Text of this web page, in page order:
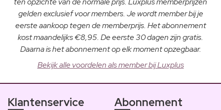
gelden exclusief voor members. Je wordt member bij je
eerste aankoop tegen de memberprijs. Het abonnement
kost maandelijks €8,95. De eerste 30 dagen zijn gratis.
Daarna is het abonnement op elk moment opzegbaar.
Bekijk alle voordelen als member bij Luxplus
Klantenservice Abonnement